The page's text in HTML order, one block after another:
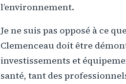
l’environnement.
Je ne suis pas opposé à ce
Clemenceau doit être
investissements et
santé, tant des